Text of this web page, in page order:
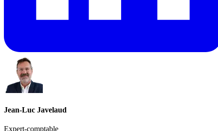
Jean-Luc Javelaud
Expert-comptable